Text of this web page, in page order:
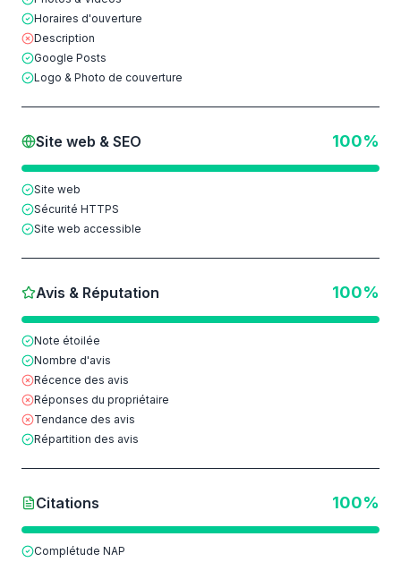
Horaires d'ouverture
Description
Google Posts
Logo & Photo de couverture
Site web & SEO 100%
Site web
Sécurité HTTPS
Site web accessible
Avis & Réputation 100%
Note étoilée
Nombre d'avis
Récence des avis
Réponses du propriétaire
Tendance des avis
Répartition des avis
Citations 100%
Complétude NAP